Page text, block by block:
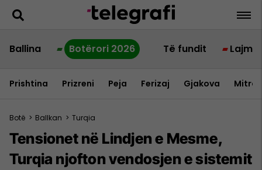
Ballina Botërori 2026 Të fundit Lajme
Prishtina Prizreni Peja Ferizaj Gjakova
Botë > Ballkan > Turqia
Tensionet në Lindjen e Mesme,
Turqia njofton vendosjen e sistemit